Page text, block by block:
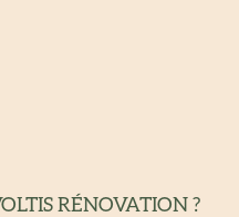
RÉNOVATION ?